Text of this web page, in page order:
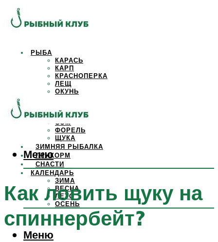
РЫБА
КАРАСЬ
КАРП
КРАСНОПЕРКА
ЛЕЩ
ОКУНЬ
САЗАН
СОМ
ФОРЕЛЬ
ЩУКА
ЗИМНЯЯ РЫБАЛКА
ПРИКОРМ
СНАСТИ
КАЛЕНДАРЬ
ЗИМА
ВЕСНА
ЛЕТО
ОСЕНЬ
Меню
Меню
Как ловить щуку на
спиннербейт?